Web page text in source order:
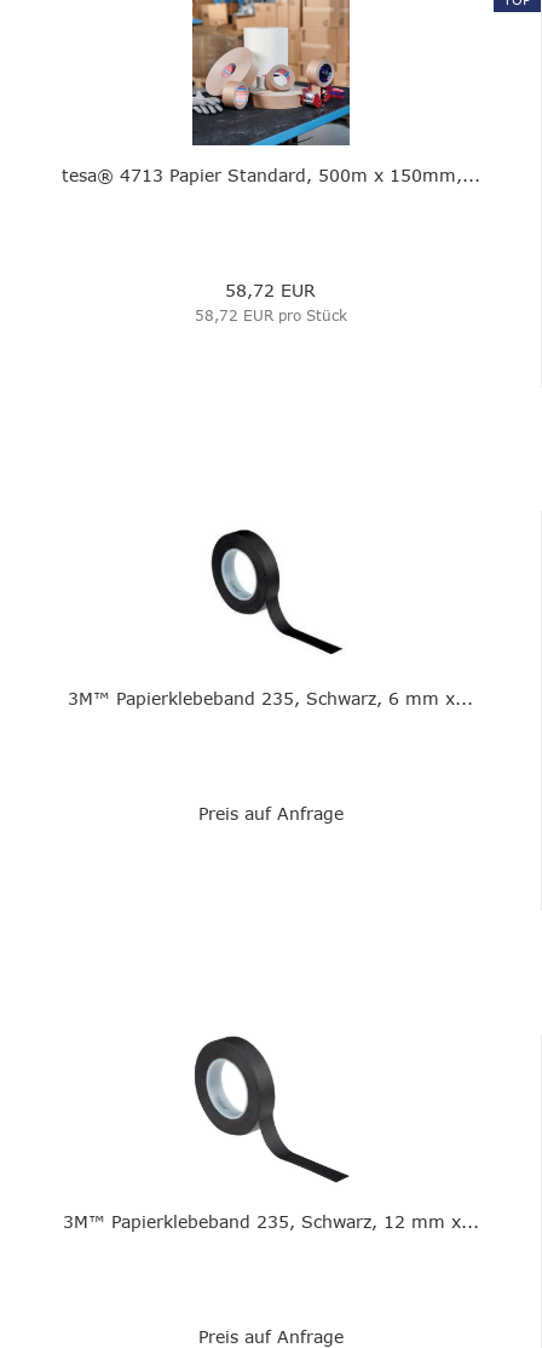
tesa® 4713 Papier Standard, 500m x 150mm,...
58,72 EUR
58,72 EUR pro Stück
3M™ Papierklebeband 235, Schwarz, 6 mm x...
Preis auf Anfrage
3M™ Papierklebeband 235, Schwarz, 12 mm x...
Preis auf Anfrage